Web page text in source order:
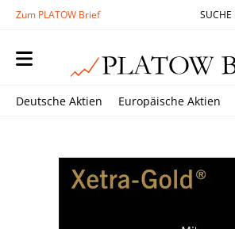
Zum PLATOW Brief SUCHE
Deutsche Aktien Europäische Aktien